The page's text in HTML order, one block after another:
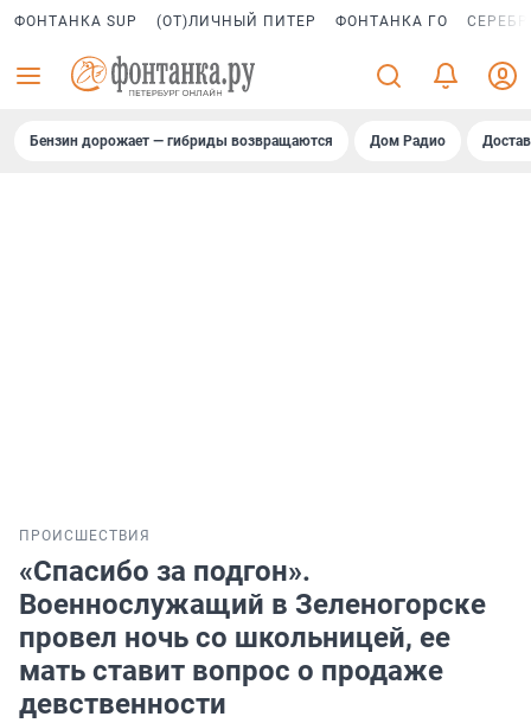
ФОНТАНКА SUP (ОТ)ЛИЧНЫЙ ПИТЕР ФОНТАНКА ГО
Бензин дорожает — гибриды возвращаются Дом Радио
ПРОИСШЕСТВИЯ
«Спасибо за подгон».
Военнослужащий в Зеленогорске
провел ночь со школьницей, ее
мать ставит вопрос о продаже
девственности